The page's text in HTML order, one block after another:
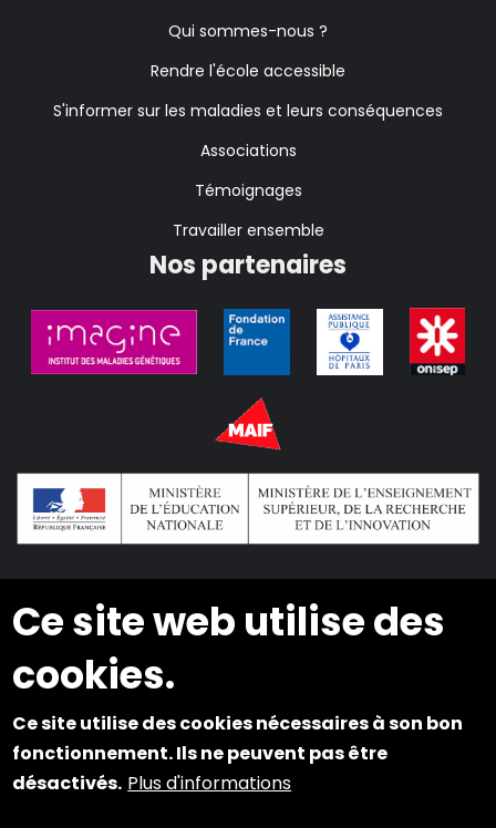
Ce site web utilise des
cookies.
Ce site utilise des cookies nécessaires à son bon
fonctionnement. Ils ne peuvent pas être
désactivés. Plus d'informations
Qui sommes-nous ?
Rendre l'école accessible
S'informer sur les maladies et leurs conséquences
Associations
Témoignages
Travailler ensemble
Nos partenaires
2024 © Copyright INSEI. Tous droits réservés
Mentions légales
Cookies et Accessibilité